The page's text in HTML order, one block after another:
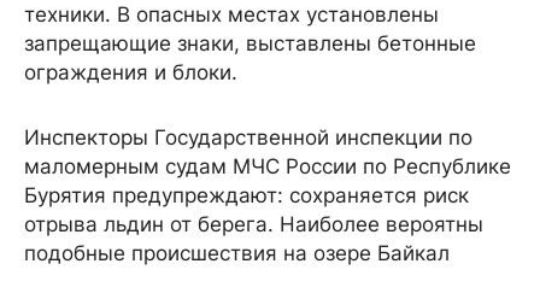
техники. В опасных местах установлены
запрещающие знаки, выставлены бетонные
ограждения и блоки.
Инспекторы Государственной инспекции по
маломерным судам МЧС России по Республике
Бурятия предупреждают: сохраняется риск
отрыва льдин от берега. Наиболее вероятны
подобные происшествия на озере Байкал